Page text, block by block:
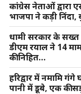
कांग्रेस नेताओं द्वारा
भाजपा ने कड़ी निंदा,
धामी सरकार के
डीएम रयाल ने 14
की निहित…
हरिद्वार में नमामि
पानी में डूबे, एक की